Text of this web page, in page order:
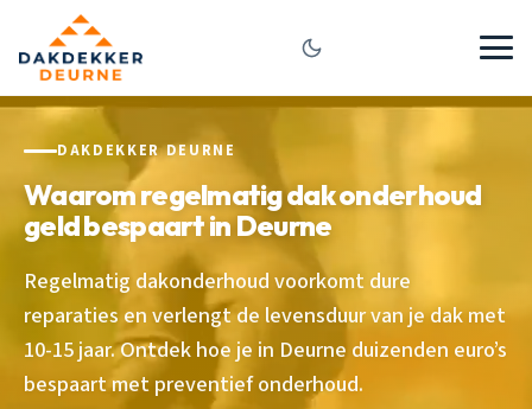
DAKDEKKER DEURNE
Waarom regelmatig dak onderhoud
geld bespaart in Deurne
Regelmatig dakonderhoud voorkomt dure
reparaties en verlengt de levensduur van je dak met
10-15 jaar. Ontdek hoe je in Deurne duizenden euro’s
bespaart met preventief onderhoud.